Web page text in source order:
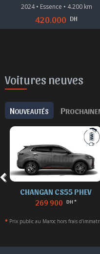
2024 • Essence • 4.200 km
420.000 DH
Voitures neuves
NOUVEAUTÉS P
CHANGAN CS55 PHEV
269 900 DH *
* Prix public au Maroc hors frais